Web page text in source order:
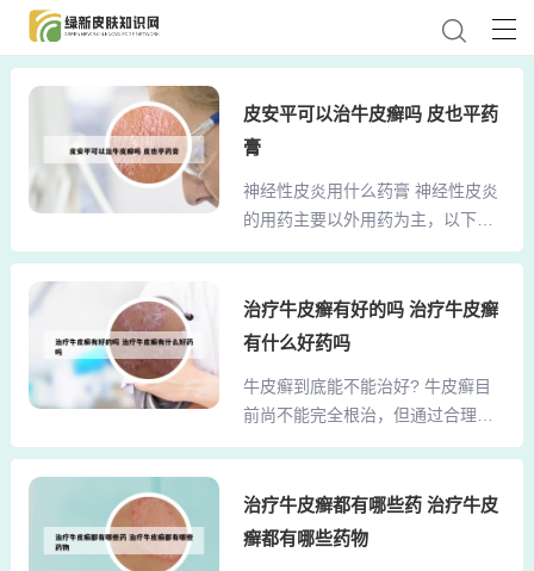
皮安平可以治牛皮癣吗 皮也平药
膏
神经性皮炎用什么药膏 神经性皮炎
的用药主要以外用药为主，以下是
推荐的药膏类型： 润肤乳液 作用：
作为辅助治疗手段。 糖皮质激素类
软膏 适用情况：对于较厚的皮疹，
米松、曲安奈德、哈西奈德或糠酸
莫米松等。神经性皮炎治疗时首选
的药膏是含有糖皮质激素类的药
质激素类药膏：选择类型：可以选
择中效、强效或者超强效的糖皮质
治疗牛皮癣有好的吗 治疗牛皮癣
有什么好药吗
牛皮癣到底能不能治好? 牛皮癣目
前尚不能完全根治，但通过合理治
疗和日常保养可以很大限度地防止
皮癣永不复发，但斯汀可林等药物
可以在一定程度上防治复发。治疗
治疗牛皮癣都有哪些药 治疗牛皮
癣都有哪些药物